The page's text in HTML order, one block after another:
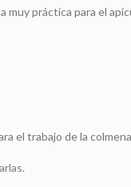
muy práctica para el
el trabajo de la